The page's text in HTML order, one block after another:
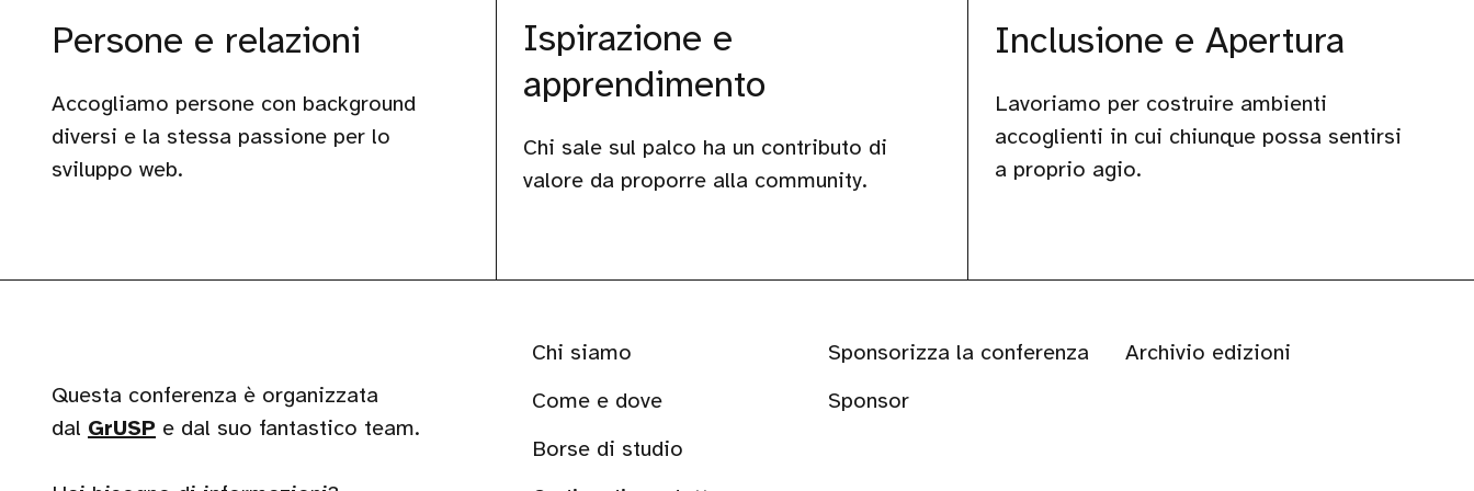
Persone e relazioni
Accogliamo persone con background
diversi e la stessa passione per lo
sviluppo web.
Ispirazione e
apprendimento
Chi sale sul palco ha un contributo di
valore da proporre alla community.
Inclusione e Apertura
Lavoriamo per costruire ambienti
accoglienti in cui chiunque possa sentirsi
a proprio agio.
Questa conferenza è organizzata
dal GrUSP e dal suo fantastico team.
Chi siamo
Come e dove
Borse di studio
Sponsorizza la conferenza
Sponsor
Archivio edizioni